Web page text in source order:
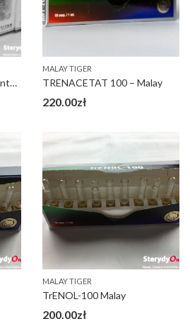
Tren-Ena (Trenbolone Enanthate 100)
MALAY TIGER
TRENACETAT 100 – Malay
220.00zł
MALAY TIGER
TrENOL-100 Malay
200.00zł